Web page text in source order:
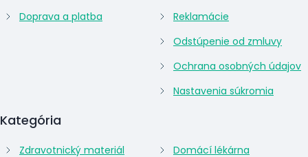
Doprava a platba
Kategória
Zdravotnický materiál
Domácí lékárna
Reklamácie
Odstúpenie od zmluvy
Ochrana osobných údajov
Nastavenia súkromia